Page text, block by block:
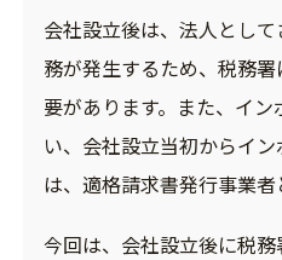
会社設立後は、法人とし
務が発生するため、税務
要があります。また、イ
い、会社設立当初からイ
は、適格請求書発行事業者
今回は、会社設立後に税